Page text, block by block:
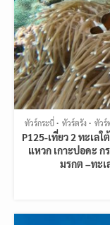
ทัวร์กระบี่ ทัวร์ตรัง ทัวร์
P125-เที่ยว 2 ทะเล
แหวก เกาะปอดะ ก
มรกต –ทะเ